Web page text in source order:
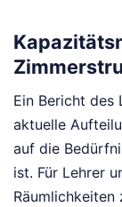
Ein Bericht des
aktuelle
auf die
ist. Für Lehrer